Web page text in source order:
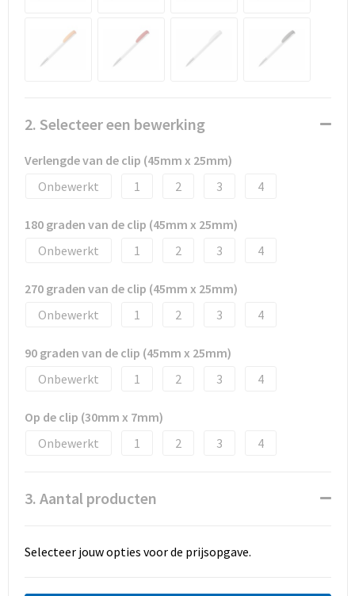
Duffeltassen
Reistassen
2. Selecteer een bewerking
Verlengde van de clip (45mm x 25mm)
Onbewerkt
1 2 3 4
180 graden van de clip (45mm x 25mm)
Onbewerkt
1 2 3 4
270 graden van de clip (45mm x 25mm)
Onbewerkt
1 2 3 4
90 graden van de clip (45mm x 25mm)
Onbewerkt
1 2 3 4
Op de clip (30mm x 7mm)
Onbewerkt
1 2 3 4
3. Aantal producten
Selecteer jouw opties voor de prijsopgave.